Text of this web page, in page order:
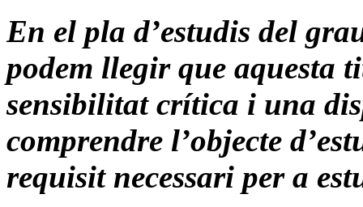
En el pla d’estudis del
podem llegir que aquesta
sensibilitat crítica i una
comprendre l’objecte
requisit necessari per a